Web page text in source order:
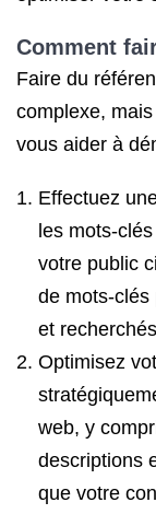
Comment
Faire du
complexe,
vous aider à
Effectuez
les mots-
votre public
de mots-clés
et
Optimisez
web, y
descriptions
que votre